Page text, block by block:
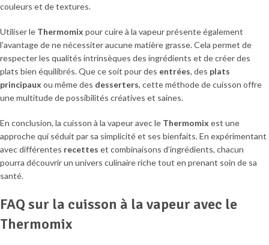
couleurs et de textures.
Utiliser le Thermomix pour cuire à la vapeur présente également
l’avantage de ne nécessiter aucune matière grasse. Cela permet de
respecter les qualités intrinsèques des ingrédients et de créer des
plats bien équilibrés. Que ce soit pour des entrées, des plats
principaux ou même des desserters, cette méthode de cuisson offre
une multitude de possibilités créatives et saines.
En conclusion, la cuisson à la vapeur avec le Thermomix est une
approche qui séduit par sa simplicité et ses bienfaits. En expérimentant
avec différentes recettes et combinaisons d’ingrédients, chacun
pourra découvrir un univers culinaire riche tout en prenant soin de sa
santé.
FAQ sur la cuisson à la vapeur avec le
Thermomix